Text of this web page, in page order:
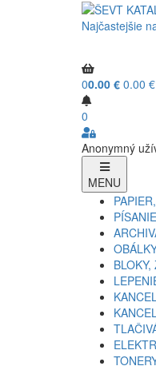
Najčastejšie
00.00 € 0.00
0
Anonymný
MENU
PÍSANIE